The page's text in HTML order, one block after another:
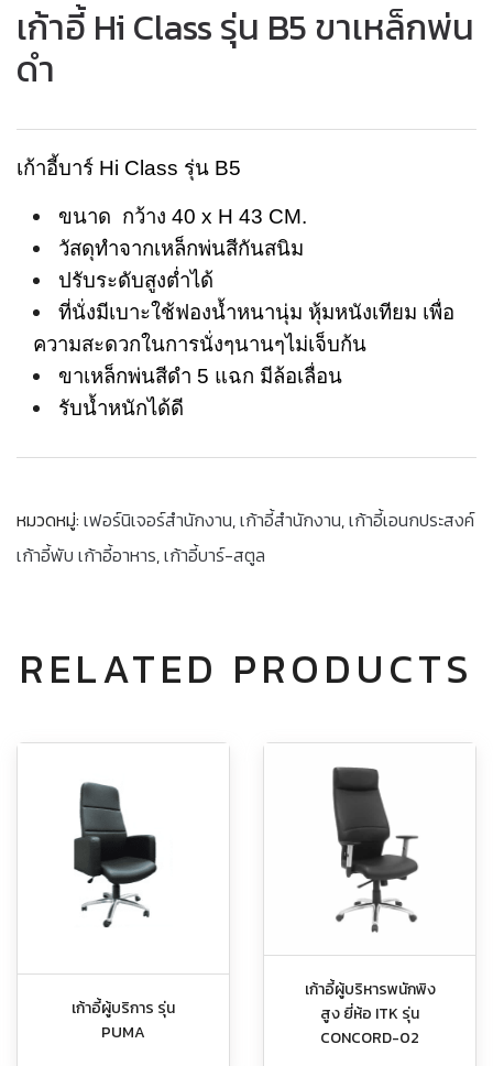
เก้าอี้ Hi Class รุ่น B5 ขาเหล็กพ่น
ดำ
เก้าอี้บาร์ Hi Class รุ่น B5
ขนาด กว้าง 40 x H 43 CM.
วัสดุทำจากเหล็กพ่นสีกันสนิม
ปรับระดับสูงต่ำได้
ที่นั่งมีเบาะใช้ฟองน้ำหนานุ่ม หุ้มหนังเทียม เพื่อ
ความสะดวกในการนั่งๆนานๆไม่เจ็บก้น
ขาเหล็กพ่นสีดำ 5 แฉก มีล้อเลื่อน
รับน้ำหนักได้ดี
หมวดหมู่: เฟอร์นิเจอร์สำนักงาน,เก้าอี้สำนักงาน,เก้าอี้เอนกประสงค์
เก้าอี้พับ เก้าอี้อาหาร,เก้าอี้บาร์-สตูล
RELATED PRODUCTS
เก้าอี้ผู้บริการ รุ่น
PUMA
เก้าอี้ผู้บริหารพนักพิง
สูง ยี่ห้อ ITK รุ่น
CONCORD-02